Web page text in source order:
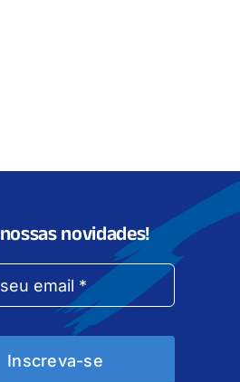
novidades!
Inscreva-se